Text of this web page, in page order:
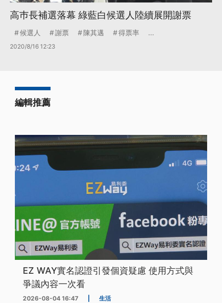
高巿長補選落幕 綠藍白候選人陸續展開謝票
候選人 謝票 陳其邁 得票率 ...
2020/8/16 12:23
編輯推薦
EZ WAY實名認證引發個資疑慮 使用方式與
爭議內容一次看
2026-08-04 16:47 生活